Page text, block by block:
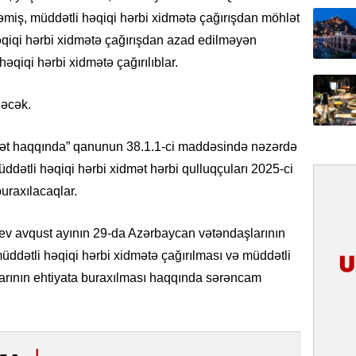
müddətli həqiqi hərbi xidmətə çağırışdan möhlət
hərbi xidmətə çağırışdan azad edilməyən
hərbi xidmətə çağırılıblar.
haqqında” qanunun 38.1.1-ci maddəsində nəzərdə
həqiqi hərbi xidmət hərbi qulluqçuları 2025-ci
ayının 29-da Azərbaycan vətəndaşlarının
həqiqi hərbi xidmətə çağırılması və müddətli
ehtiyata buraxılması haqqında sərəncam
İlin ilk
çox
Yeni